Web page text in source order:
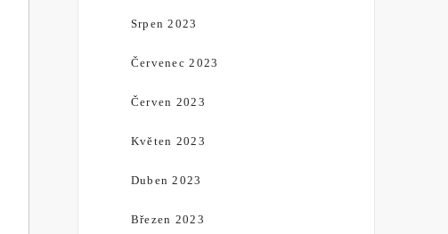
Srpen 2023
Červenec 2023
Červen 2023
Květen 2023
Duben 2023
Březen 2023